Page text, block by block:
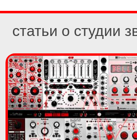
статьи о студии